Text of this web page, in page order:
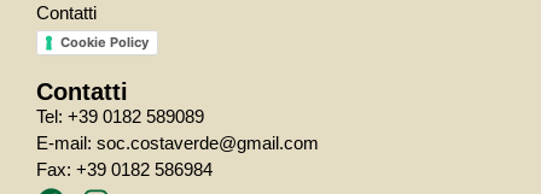
Contatti
Cookie Policy
Contatti
Tel: +39 0182 589089
E-mail: soc.costaverde@gmail.com
Fax: +39 0182 586984